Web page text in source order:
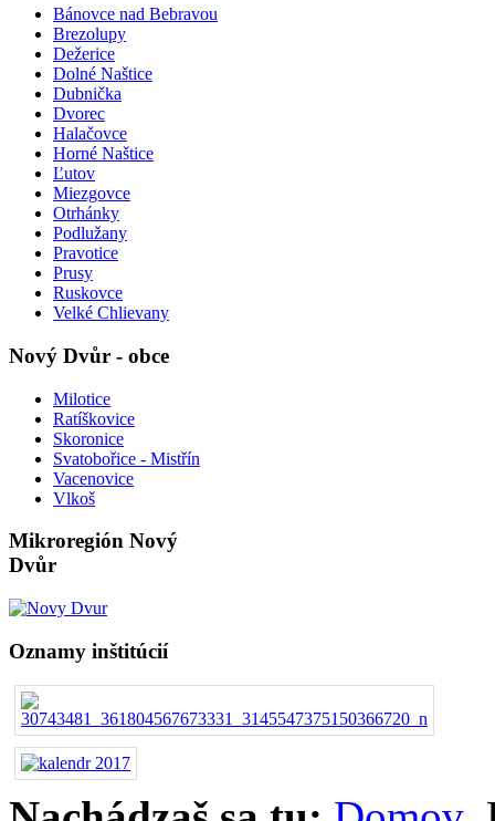
Bánovce nad Bebravou
Brezolupy
Dežerice
Dolné Naštice
Dubnička
Dvorec
Halačovce
Horné Naštice
Ľutov
Miezgovce
Otrhánky
Podlužany
Pravotice
Prusy
Ruskovce
Velké Chlievany
Nový Dvůr - obce
Milotice
Ratíškovice
Skoronice
Svatobořice - Mistřín
Vacenovice
Vlkoš
Mikroregión Nový
Dvůr
Oznamy inštitúcií